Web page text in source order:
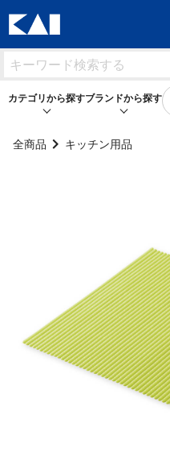
カテゴリから探す
身だしなみ用品
裁縫・ソーイング用品
ブランドから探す
身だしなみ用品
裁縫・ソーイング用品
全商品 キッチン用品